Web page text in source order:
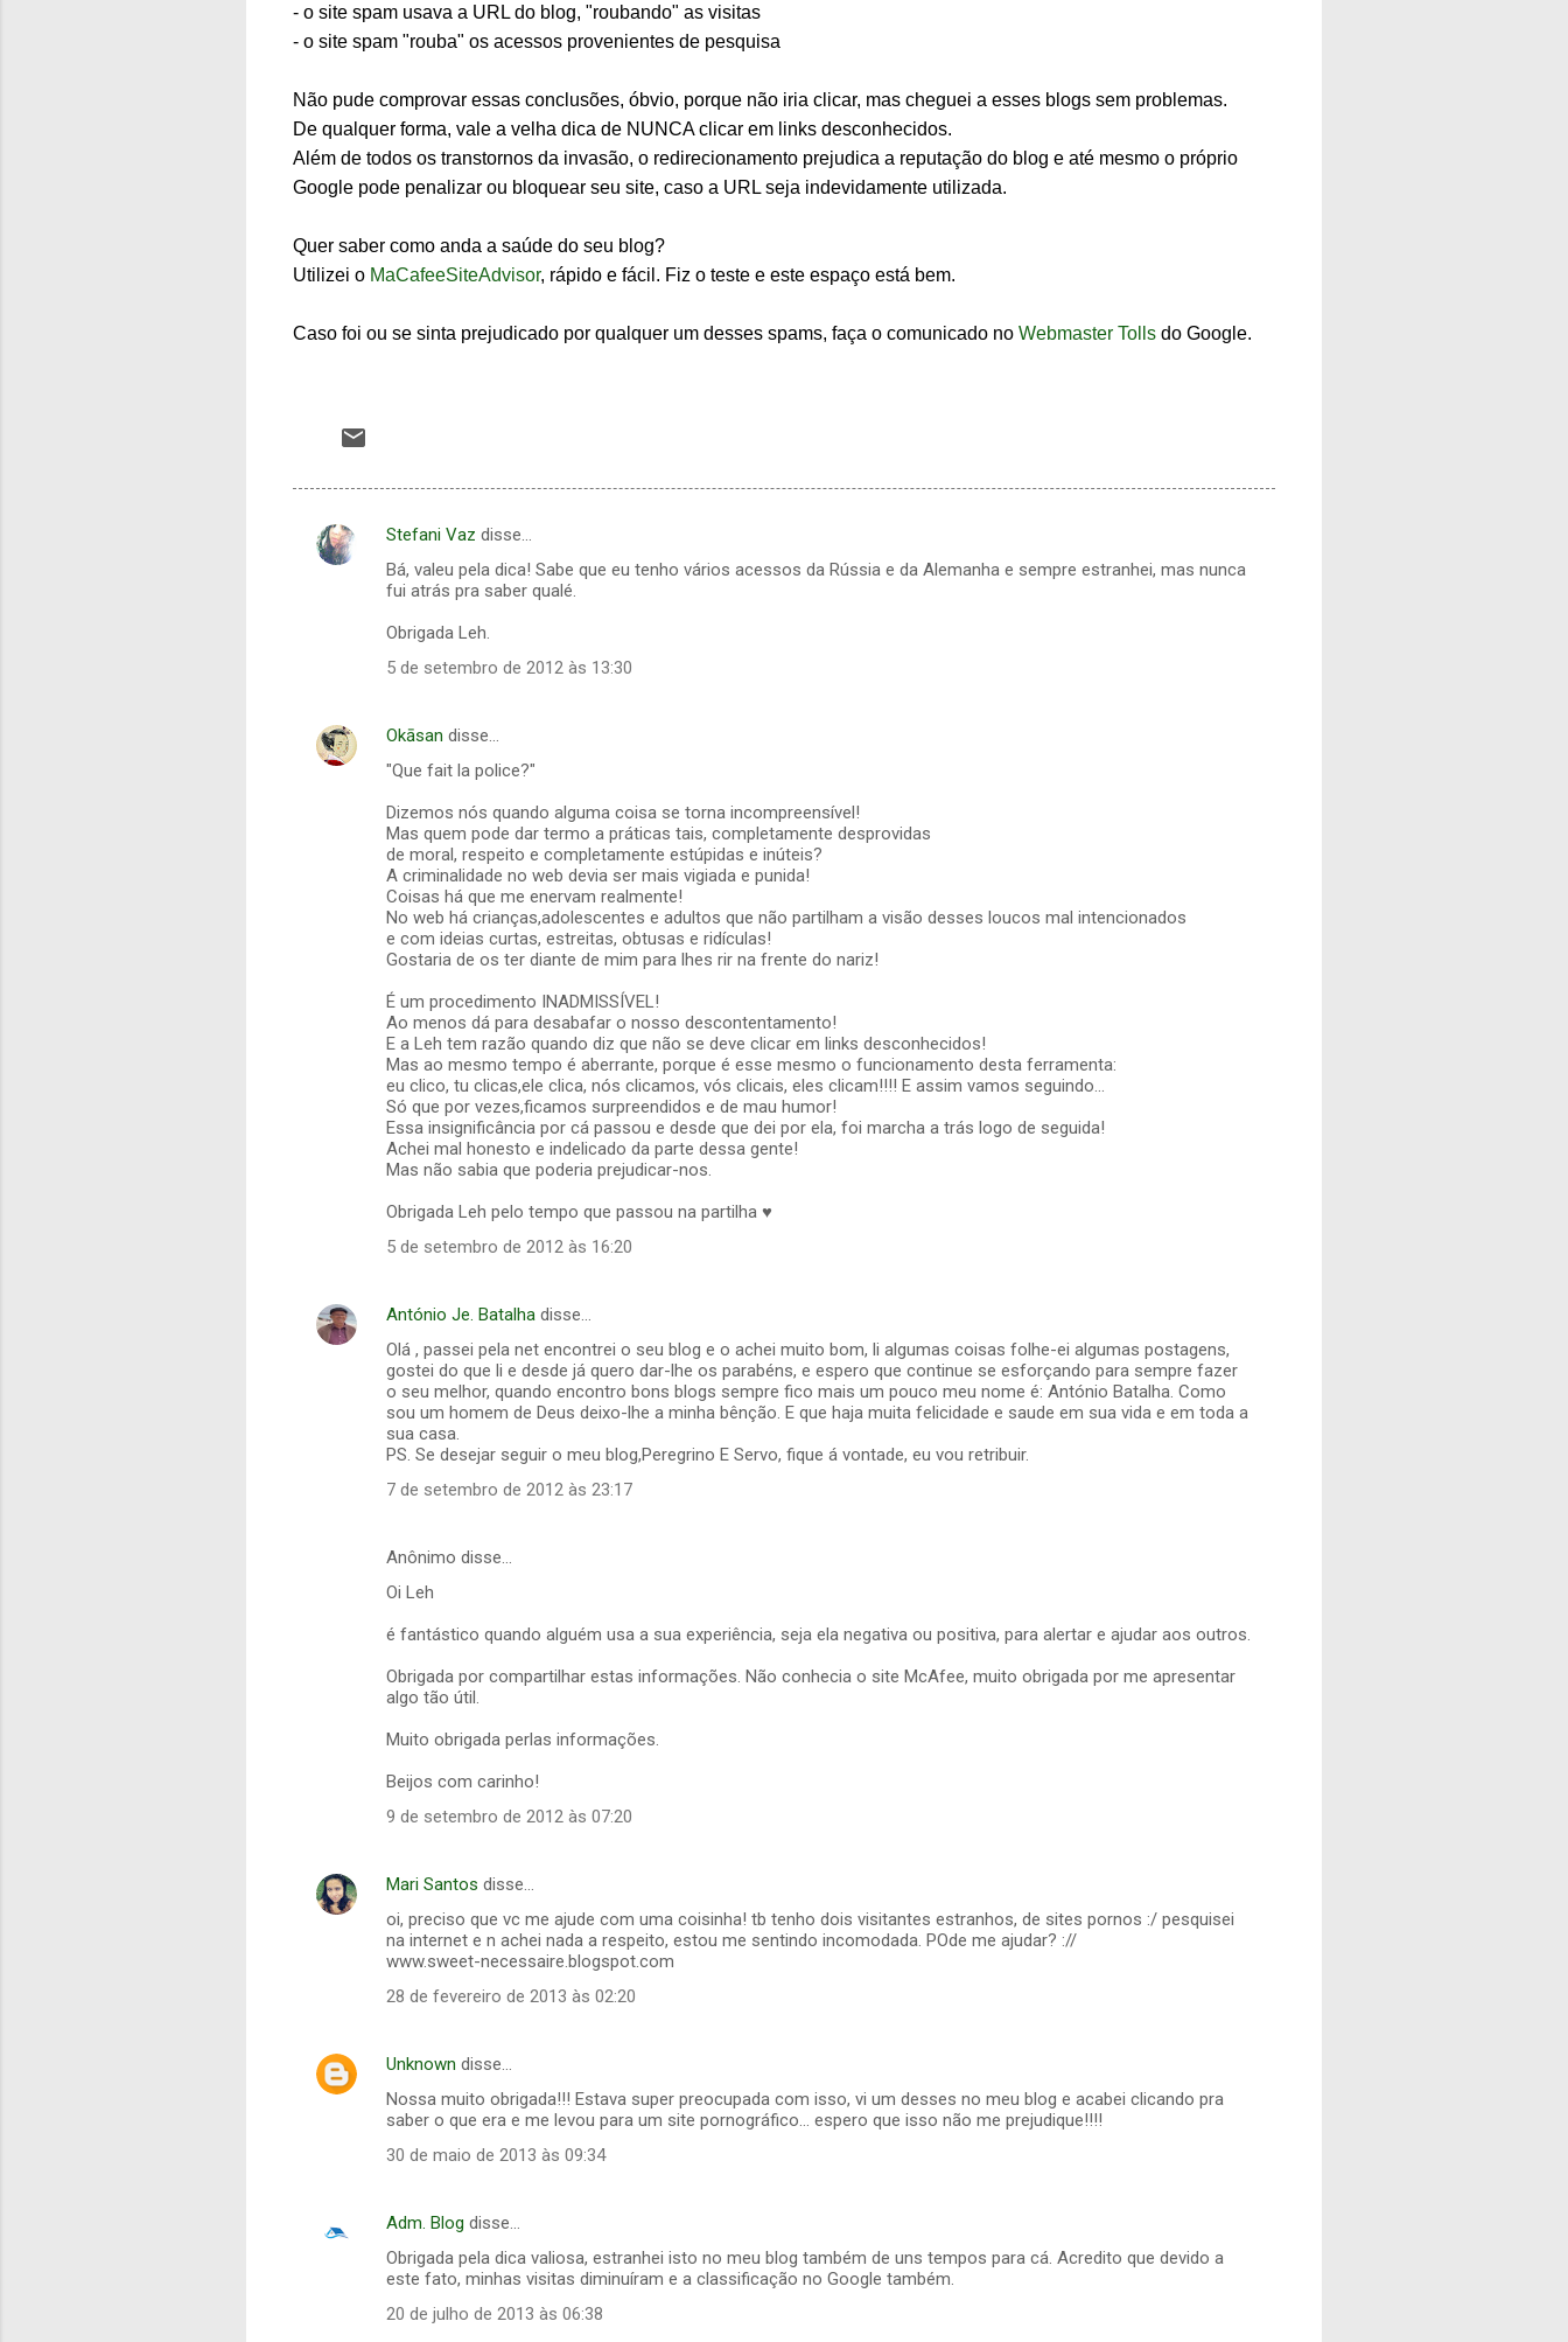
- o site spam usava a URL do blog, "roubando" as visitas
- o site spam "rouba" os acessos provenientes de pesquisa
Não pude comprovar essas conclusões, óbvio, porque não iria clicar, mas cheguei a esses blogs sem problemas.
De qualquer forma, vale a velha dica de NUNCA clicar em links desconhecidos.
Além de todos os transtornos da invasão, o redirecionamento prejudica a reputação do blog e até mesmo o próprio
Google pode penalizar ou bloquear seu site, caso a URL seja indevidamente utilizada.
Quer saber como anda a saúde do seu blog?
Utilizei o MaCafeeSiteAdvisor, rápido e fácil. Fiz o teste e este espaço está bem.
Caso foi ou se sinta prejudicado por qualquer um desses spams, faça o comunicado no Webmaster Tolls do Google.
C
á
Stefani Vaz disse…
Bá, valeu pela dica! Sabe que eu tenho vários acessos da Rússia e da Alemanha e sempre estranhei, mas nunca
fui atrás pra saber qualé.
Obrigada Leh.
5 de setembro de 2012 às 13:30
Okāsan disse…
"Que fait la police?"
Dizemos nós quando alguma coisa se torna incompreensível!
Mas quem pode dar termo a práticas tais, completamente desprovidas
de moral, respeito e completamente estúpidas e inúteis?
A criminalidade no web devia ser mais vigiada e punida!
Coisas há que me enervam realmente!
No web há crianças,adolescentes e adultos que não partilham a visão desses loucos mal intencionados
e com ideias curtas, estreitas, obtusas e ridículas!
Gostaria de os ter diante de mim para lhes rir na frente do nariz!
É um procedimento INADMISSÍVEL!
Ao menos dá para desabafar o nosso descontentamento!
E a Leh tem razão quando diz que não se deve clicar em links desconhecidos!
Mas ao mesmo tempo é aberrante, porque é esse mesmo o funcionamento desta ferramenta:
eu clico, tu clicas,ele clica, nós clicamos, vós clicais, eles clicam!!!! E assim vamos seguindo...
Só que por vezes,ficamos surpreendidos e de mau humor!
Essa insignificância por cá passou e desde que dei por ela, foi marcha a trás logo de seguida!
Achei mal honesto e indelicado da parte dessa gente!
Mas não sabia que poderia prejudicar-nos.
Obrigada Leh pelo tempo que passou na partilha ♥
5 de setembro de 2012 às 16:20
António Je. Batalha disse…
Olá , passei pela net encontrei o seu blog e o achei muito bom, li algumas coisas folhe-ei algumas postagens,
gostei do que li e desde já quero dar-lhe os parabéns, e espero que continue se esforçando para sempre fazer
o seu melhor, quando encontro bons blogs sempre fico mais um pouco meu nome é: António Batalha. Como
sou um homem de Deus deixo-lhe a minha bênção. E que haja muita felicidade e saude em sua vida e em toda a
sua casa.
PS. Se desejar seguir o meu blog,Peregrino E Servo, fique á vontade, eu vou retribuir.
7 de setembro de 2012 às 23:17
Anônimo disse…
Oi Leh
é fantástico quando alguém usa a sua experiência, seja ela negativa ou positiva, para alertar e ajudar aos outros.
Obrigada por compartilhar estas informações. Não conhecia o site McAfee, muito obrigada por me apresentar
algo tão útil.
Muito obrigada perlas informações.
Beijos com carinho!
9 de setembro de 2012 às 07:20
Mari Santos disse…
oi, preciso que vc me ajude com uma coisinha! tb tenho dois visitantes estranhos, de sites pornos :/ pesquisei
na internet e n achei nada a respeito, estou me sentindo incomodada. POde me ajudar? ://
www.sweet-necessaire.blogspot.com
28 de fevereiro de 2013 às 02:20
Unknown disse…
Nossa muito obrigada!!! Estava super preocupada com isso, vi um desses no meu blog e acabei clicando pra
saber o que era e me levou para um site pornográfico... espero que isso não me prejudique!!!!
30 de maio de 2013 às 09:34
Adm. Blog disse…
Obrigada pela dica valiosa, estranhei isto no meu blog também de uns tempos para cá. Acredito que devido a
este fato, minhas visitas diminuíram e a classificação no Google também.
20 de julho de 2013 às 06:38